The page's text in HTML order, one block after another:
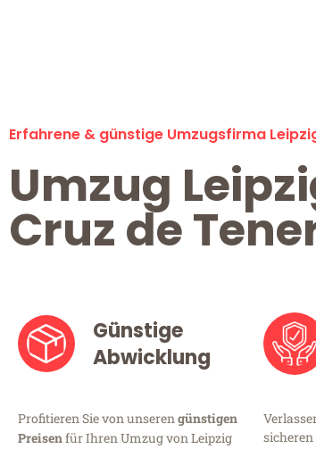
Erfahrene & günstige Umzugsfirma
Umzug
Cruz de
Günstige
Abwicklung
Profitieren Sie von unserengünstigen
Preisenfür Ihren Umzug von Leipzig
sicheren